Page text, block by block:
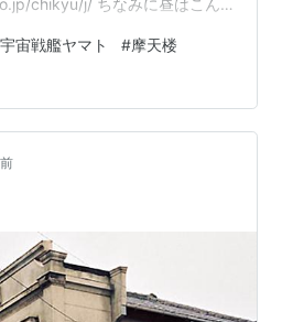
す。 いや別にそれだけです。
した。 終 【Amazon.co.jp限
版 4Kリマスター (4K ULTRA
【通常版】（２商品連動…
宇宙戦艦ヤマト #摩天楼